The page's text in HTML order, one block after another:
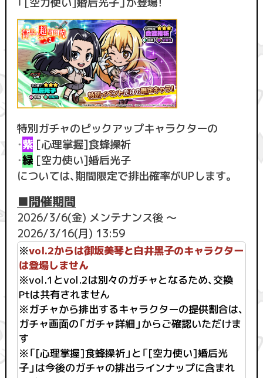
特別ガチャのピックアップキャラクターの
・紫 [心理掌握]食蜂操祈
・緑[空力使い]婚后光子
については、期間限定で排出確率がUPします。
■開催期間
2026/3/6(金) メンテナンス後 ～
2026/3/16(月) 13:59
※vol.2からは御坂美琴と白井黒子のキャラクター
は登場しません
※vol.1とvol.2は別々のガチャとなるため、交換
Ptは共有されません
※ガチャから排出するキャラクターの提供割合は、
ガチャ画面の「ガチャ詳細」からご確認いただけま
す
※「[心理掌握]食蜂操祈」と「[空力使い]婚后光
子」は今後のガチャの排出ラインナップに含まれ